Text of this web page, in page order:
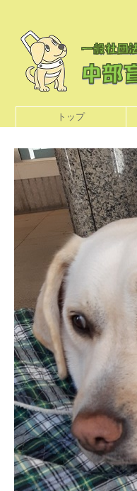
トップ